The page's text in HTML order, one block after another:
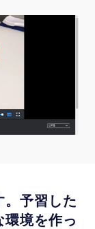
。予習した
環境を作っ